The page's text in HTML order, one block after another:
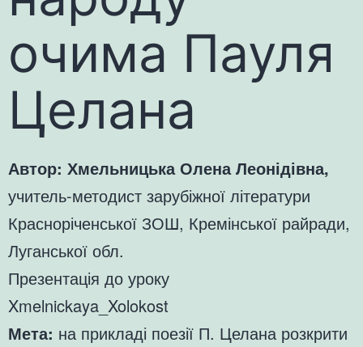
очима Пауля
Целана
Автор: Хмельницька Олена Леонідівна,
учитель-методист зарубіжної літератури
Красноріченської ЗОШ, Кремінської райради,
Луганської обл.
Презентація до уроку
Xmelnickaya_Xolokost
Мета: на прикладі поезії П. Целана розкрити